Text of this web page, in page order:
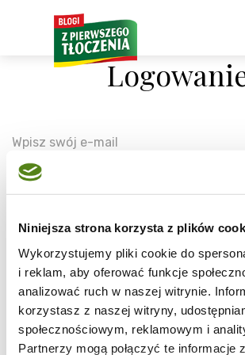
Niniejsza strona korzysta z plików
Wykorzystujemy pliki cookie do
i reklam, aby oferować funkcje
analizować ruch w naszej witrynie.
korzystasz z naszej witryny,
społecznościowym, reklamowym i
Partnerzy mogą połączyć te informacje
Wpisz swój e-mail
Wpisz swoje hasło
Zaloguj się